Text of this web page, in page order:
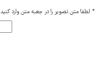
* لطفا متن تصویر را در جعبه متن وارد کنید